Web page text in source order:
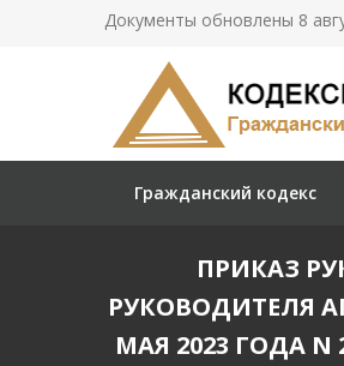
Документы обновлены 8
Гражданский кодекс
ПРИКАЗ
РУКОВОДИТЕЛЯ
МАЯ 2023 ГОДА